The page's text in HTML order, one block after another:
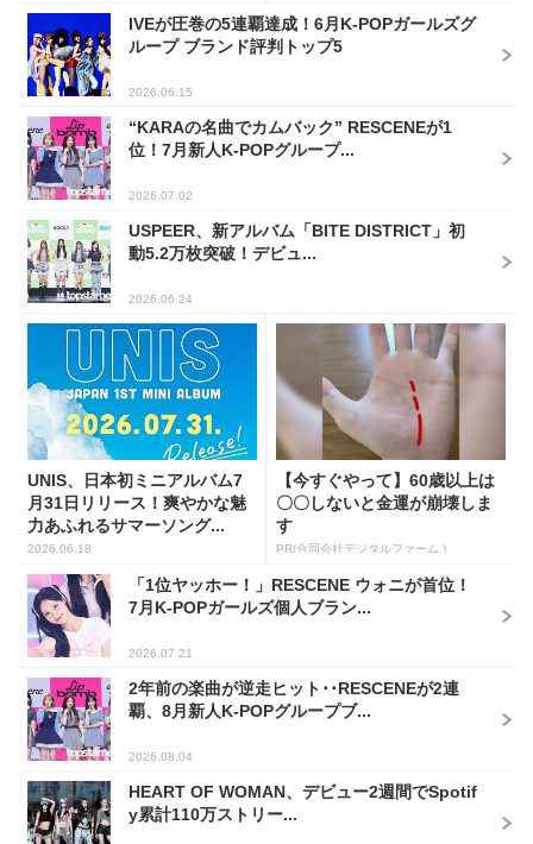
IVEが圧巻の5連覇達成！6月K-POPガールズグ
ループ ブランド評判トップ5
2026.06.15
“KARAの名曲でカムバック” RESCENEが1
位！7月新人K-POPグループ...
2026.07.02
USPEER、新アルバム「BITE DISTRICT」初
動5.2万枚突破！デビュ...
2026.06.24
UNIS、日本初ミニアルバム7
月31日リリース！爽やかな魅
力あふれるサマーソング...
2026.06.18
【今すぐやって】60歳以上は
〇〇しないと金運が崩壊しま
す
PR(合同会社デジタルファーム )
「1位ヤッホー！」RESCENE ウォニが首位！
7月K-POPガールズ個人ブラン...
2026.07.21
2年前の楽曲が逆走ヒット･･RESCENEが2連
覇、8月新人K-POPグループブ...
2026.08.04
HEART OF WOMAN、デビュー2週間でSpotif
y累計110万ストリー...